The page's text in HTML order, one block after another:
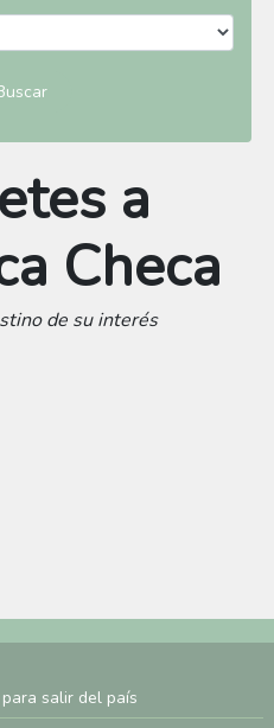
a
Checa
de su interés
salir del país